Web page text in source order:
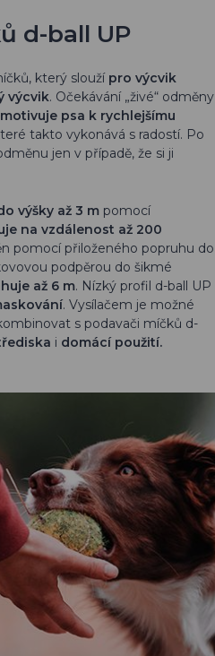
d-ball UP
který slouží pro výcvik
výcvik. Očekávání „živé“ odměny
motivuje psa k rychlejšímu
takto vykonává s radostí. Po
jen v případě, že si ji
výšky až 3 m pomocí
na vzdálenost až 200
pomocí přiloženého popruhu do
podpěrou do šikmé
až 6 m. Nízký profil d-ball UP
. Vysílačem je možné
s podavači míčků d-
i domácí použití.